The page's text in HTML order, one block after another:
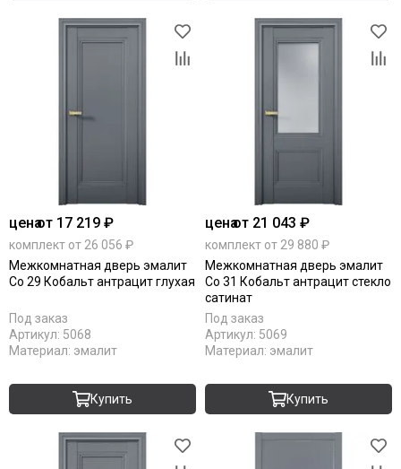
ценаот 17 219 ₽
комплект от 26 056 ₽
Межкомнатная дверь эмалит
Co 29 Кобальт антрацит глухая
Под заказ
Артикул: 5068
Материал: эмалит
Купить
ценаот 21 043 ₽
комплект от 29 880 ₽
Межкомнатная дверь эмалит
Co 31 Кобальт антрацит стекло
сатинат
Под заказ
Артикул: 5069
Материал: эмалит
Купить